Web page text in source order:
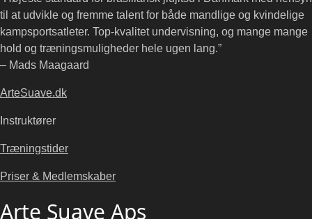
til at udvikle og fremme talent for både mandlige og kvindelige
kampsportsatleter. Top-kvalitet undervisning, og mange mange
hold og træningsmuligheder hele ugen lang.”
– Mads Maagaard
ArteSuave.dk
Instruktører
Træningstider
Priser & Medlemskaber
Arte Suave Aps